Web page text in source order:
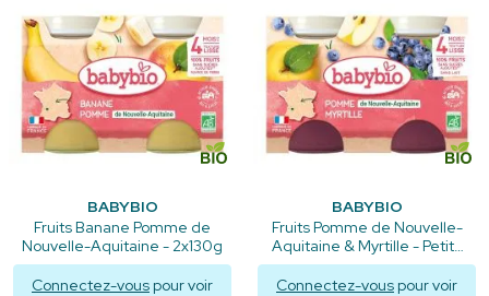
BABYBIO
Fruits Banane Pomme de
Nouvelle-Aquitaine - 2x130g
Connectez-vous pour voir
BABYBIO
Fruits Pomme de Nouvelle-
Aquitaine & Myrtille - Petits
pots 2x130g
Connectez-vous pour voir